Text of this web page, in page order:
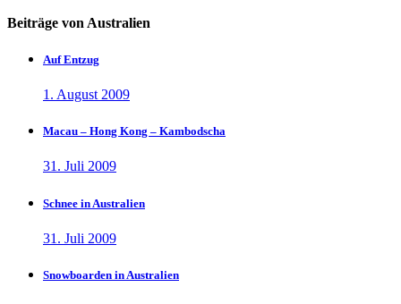
Beiträge von Australien
Auf Entzug
1. August 2009
Macau – Hong Kong – Kambodscha
31. Juli 2009
Schnee in Australien
31. Juli 2009
Snowboarden in Australien